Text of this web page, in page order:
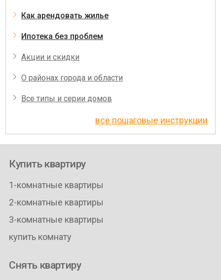
Как арендовать жилье
Ипотека без проблем
Акции и скидки
О районах города и области
Все типы и серии домов
все пошаговые инструкции
Купить квартиру
1-комнатные квартиры
2-комнатные квартиры
3-комнатные квартиры
купить комнату
Снять квартиру